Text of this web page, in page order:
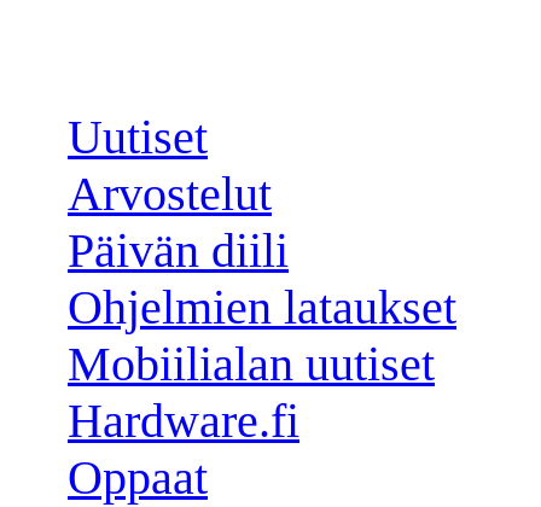
Uutiset
Arvostelut
Päivän diili
Ohjelmien lataukset
Mobiilialan uutiset
Hardware.fi
Oppaat